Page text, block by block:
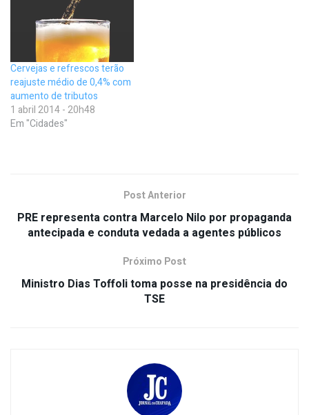
Cervejas e refrescos terão
reajuste médio de 0,4% com
aumento de tributos
1 abril 2014 - 20h48
Em "Cidades"
Post Anterior
PRE representa contra Marcelo Nilo por propaganda
antecipada e conduta vedada a agentes públicos
Próximo Post
Ministro Dias Toffoli toma posse na presidência do
TSE